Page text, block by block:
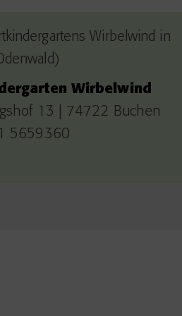
Wirbelwind
13 | 74722 Buchen
5659360